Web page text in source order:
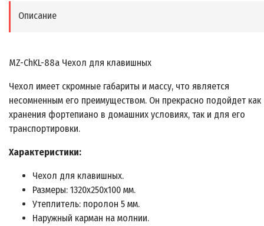
Описание
MZ-ChKL-88а Чехол для клавишных
Чехол имеет скромные габариты и массу, что является
несомненным его преимуществом. Он прекрасно подойдет как
хранения фортепиано в домашних условиях, так и для его
транспортировки.
Характеристики:
Чехол для клавишных.
Размеры: 1320х250х100 мм.
Утеплитель: поролон 5 мм.
Наружный карман на молнии.